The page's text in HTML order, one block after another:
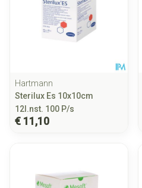
Hartmann
Sterilux Es 10x10cm
12l.nst. 100 P/s
€ 11,10